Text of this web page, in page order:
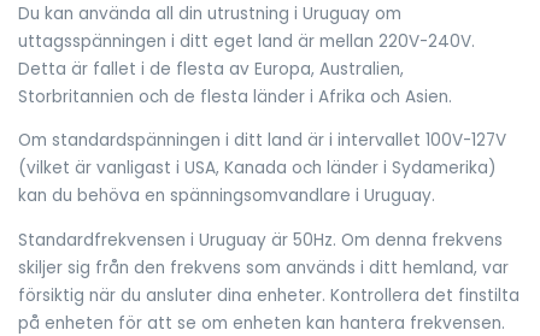
Du kan använda all din utrustning i Uruguay om
uttagsspänningen i ditt eget land är mellan 220V-240V.
Detta är fallet i de flesta av Europa, Australien,
Storbritannien och de flesta länder i Afrika och Asien.
Om standardspänningen i ditt land är i intervallet 100V-127V
(vilket är vanligast i USA, Kanada och länder i Sydamerika)
kan du behöva en spänningsomvandlare i Uruguay.
Standardfrekvensen i Uruguay är 50Hz. Om denna frekvens
skiljer sig från den frekvens som används i ditt hemland, var
försiktig när du ansluter dina enheter. Kontrollera det finstilta
på enheten för att se om enheten kan hantera frekvensen.